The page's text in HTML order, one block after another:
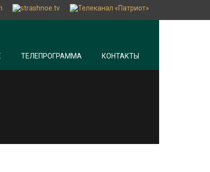
ТЕЛЕПРОГРАММА КОНТАКТЫ